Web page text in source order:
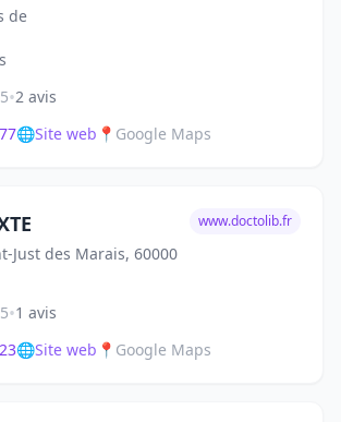
de
•2 avis
🌐Site web 📍 Google Maps
Just des Marais, 60000
www.doctolib.fr
•1 avis
🌐Site web 📍 Google Maps